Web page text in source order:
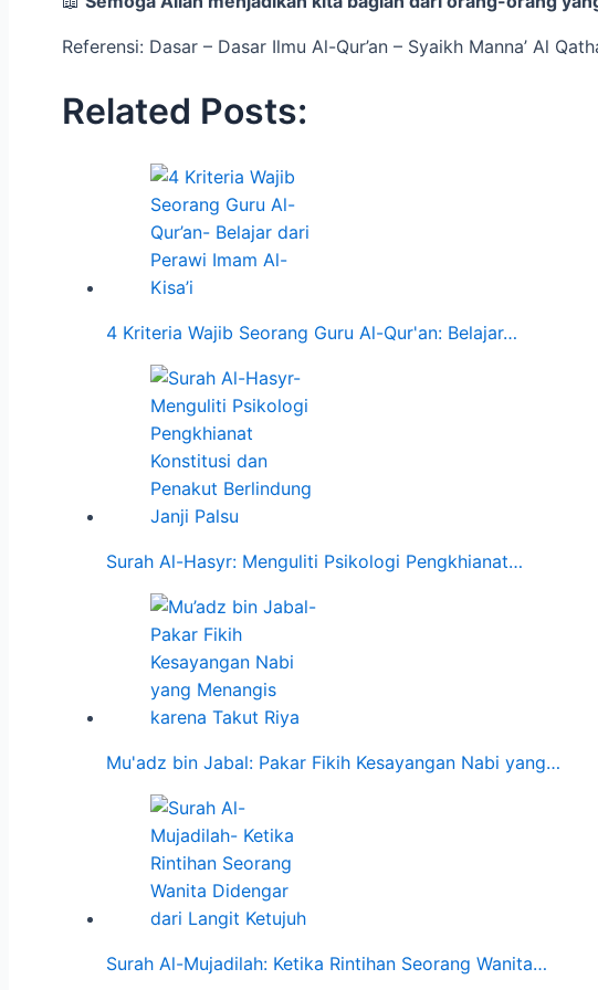
Referensi: Dasar – Dasar Ilmu Al-Qur’an – Syaikh Manna’ Al
Related Posts:
4 Kriteria Wajib Seorang Guru Al-Qur'an: Belajar…
Surah Al-Hasyr: Menguliti Psikologi Pengkhianat…
Mu'adz bin Jabal: Pakar Fikih Kesayangan Nabi yang…
Surah Al-Mujadilah: Ketika Rintihan Seorang Wanita…